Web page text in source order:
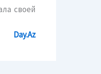
своей
Day.Az